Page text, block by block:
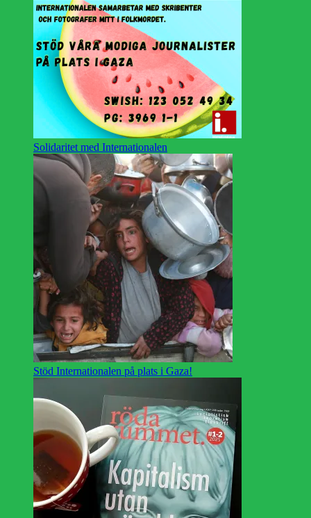
Solidaritet med Internationalen
Stöd Internationalen på plats i Gaza!